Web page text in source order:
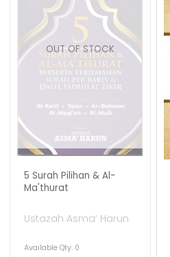
OUT OF STOCK
5 Surah Pilihan & Al-
Ma'thurat
Ustazah Asma’ Harun
Available Qty: 0